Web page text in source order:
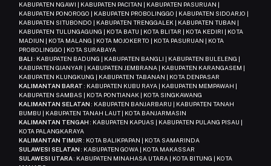
KABUPATEN NGAWI | KABUPATEN PACITAN | KABUPATEN PASURUAN |
KABUPATEN PONOROGO | KABUPATEN PROBOLINGGO | KABUPATEN SIDOARJO |
KABUPATEN SITUBONDO | KABUPATEN TRENGGALEK | KABUPATEN TUBAN |
KABUPATEN TULUNGAGUNG | KOTA BATU | KOTA BLITAR | KOTA KEDIRI | KOTA
MADIUN | KOTA MALANG | KOTA MOJOKERTO | KOTA PASURUAN | KOTA
PROBOLINGGO | KOTA SURABAYA
BALI : KABUPATEN BADUNG | KABUPATEN BANGLI | KABUPATEN BULELENG |
KABUPATEN GIANYAR | KABUPATEN JEMBRANA | KABUPATEN KARANGASEM |
KABUPATEN KLUNGKUNG | KABUPATEN TABANAN | KOTA DENPASAR
KALIMANTAN BARAT : KABUPATEN KUBU RAYA | KABUPATEN MEMPAWAH |
KABUPATEN SAMBAS | KOTA PONTIANAK | KOTA SINGKAWANG
KALIMANTAN SELATAN : KABUPATEN BANJARBARU | KABUPATEN TANAH
BUMBU | KABUPATEN TANAH LAUT | KOTA BANJARMASIN
KALIMANTAN TENGAH : KABUPATEN KAPUAS | KABUPATEN PULANG PISAU |
KOTA PALANGKARAYA
KALIMANTAN TIMUR : KOTA BALIKPAPAN | KOTA SAMARINDA
SULAWESI SELATAN : KABUPATEN GOWA | KOTA MAKASSAR
SULAWESI UTARA: KABUPATEN MINAHASA UTARA | KOTA BITUNG | KOTA